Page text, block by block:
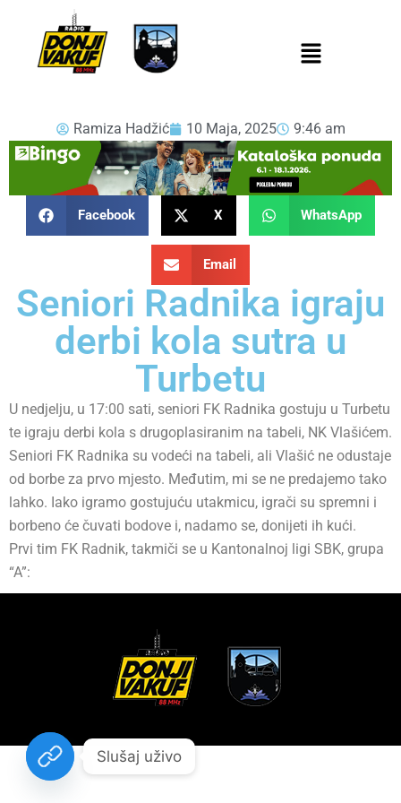
Ramiza Hadžić 10 Maja, 2025 9:46 am
Facebook X WhatsApp
Email
Seniori Radnika igraju
derbi kola sutra u
Turbetu
U nedjelju, u 17:00 sati, seniori FK Radnika gostuju u Turbetu
te igraju derbi kola s drugoplasiranim na tabeli, NK Vlašićem.
Seniori FK Radnika su vodeći na tabeli, ali Vlašić ne odustaje
od borbe za prvo mjesto. Međutim, mi se ne predajemo tako
lahko. Iako igramo gostujuću utakmicu, igrači su spremni i
borbeno će čuvati bodove i, nadamo se, donijeti ih kući.
Prvi tim FK Radnik, takmiči se u Kantonalnoj ligi SBK, grupa
“A”:
Slušaj uživo